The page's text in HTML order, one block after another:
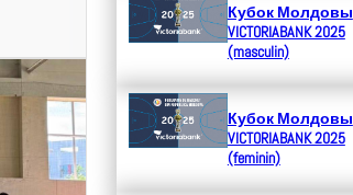
Кубок Молдовы
VICTORIABANK 2025
(masculin)
Кубок Молдовы
VICTORIABANK 2025
(feminin)